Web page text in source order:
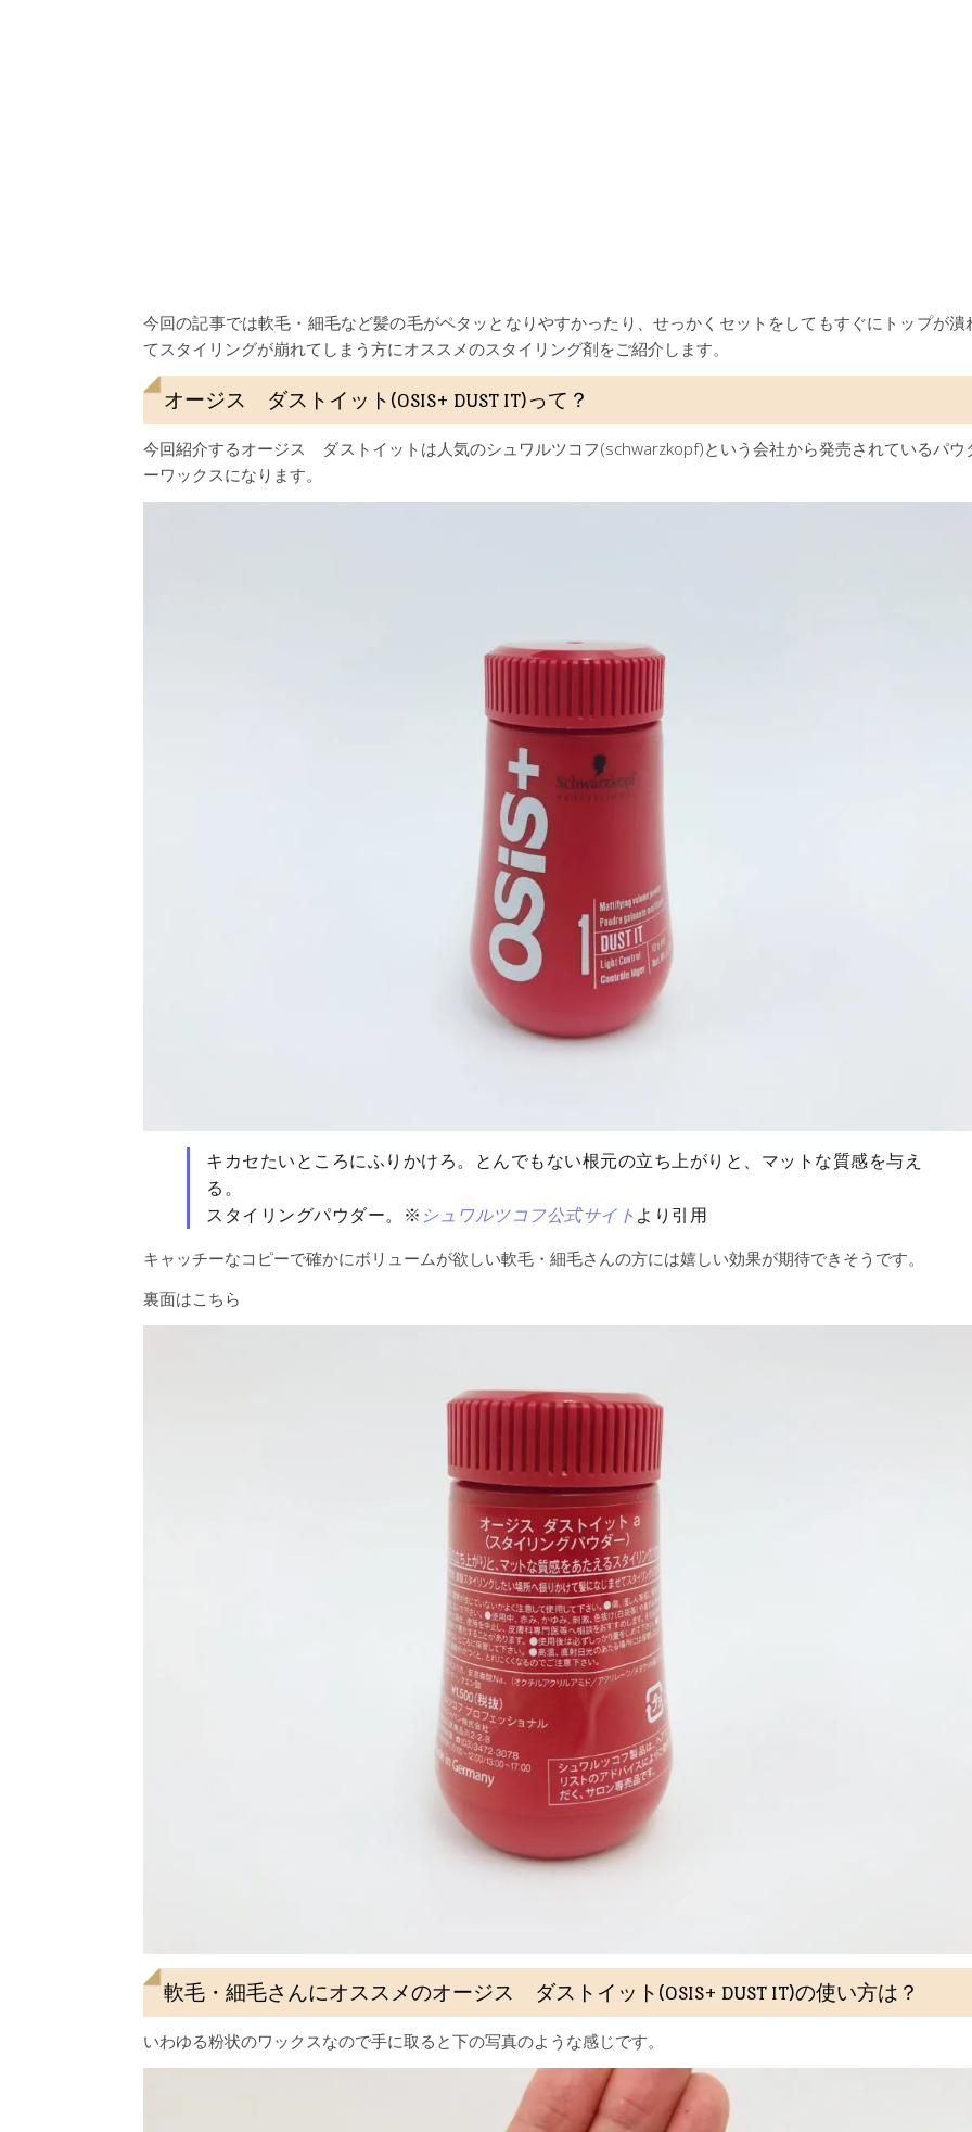
今回の記事では軟毛・細毛など髪の毛がペタッとなりやすかったり、せっかくセットをしてもすぐにトップが潰
てスタイリングが崩れてしまう方にオススメのスタイリング剤をご紹介します。
オージス ダストイット(OSIS+ DUST IT)って？
今回紹介するオージス ダストイットは人気のシュワルツコフ(schwarzkopf)という会社から発売されているパウ
ーワックスになります。
キカセたいところにふりかけろ。とんでもない根元の立ち上がりと、マットな質感を与え
る。
スタイリングパウダー。※ シュワルツコフ公式サイト より引用
キャッチーなコピーで確かにボリュームが欲しい軟毛・細毛さんの方には嬉しい効果が期待できそうです。
裏面はこちら
軟毛・細毛さんにオススメのオージス ダストイット(OSIS+ DUST IT)の使い方は？
いわゆる粉状のワックスなので手に取ると下の写真のような感じです。